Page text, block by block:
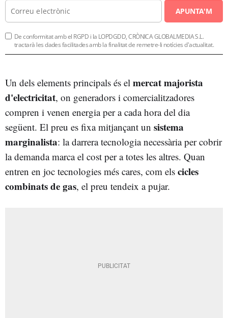
APUNTA'M
De conformitat amb el RGPD i la LOPDGDD, CRÒNICA GLOBALMEDIA S.L.
tractarà les dades facilitades amb la finalitat de remetre-li notícies d'actualitat.
Un dels elements principals és el mercat majorista
d'electricitat, on generadors i comercialitzadores
compren i venen energia per a cada hora del dia
següent. El preu es fixa mitjançant un sistema
marginalista: la darrera tecnologia necessària per cobrir
la demanda marca el cost per a totes les altres. Quan
entren en joc tecnologies més cares, com els cicles
combinats de gas, el preu tendeix a pujar.